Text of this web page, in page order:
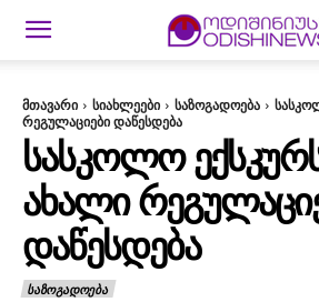
მთავარი სიახლეები საზოგადოება
რეგულაციები დაწესდება
ᲡᲐᲡᲙᲝᲚᲝ
ᲐᲮᲐᲚᲘ
ᲓᲐᲬᲔᲡᲓᲔᲑᲐ
ᲡᲐᲖᲝᲒᲐᲓᲝᲔᲑᲐ